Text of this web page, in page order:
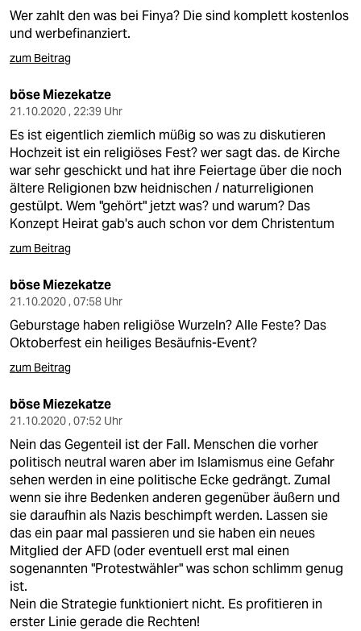
Wer zahlt den was bei Finya? Die sind komplett kostenlos
und werbefinanziert.
zum Beitrag
böse Miezekatze
21.10.2020 , 22:39 Uhr
Es ist eigentlich ziemlich müßig so was zu diskutieren
Hochzeit ist ein religiöses Fest? wer sagt das. de Kirche
war sehr geschickt und hat ihre Feiertage über die noch
ältere Religionen bzw heidnischen / naturreligionen
gestülpt. Wem "gehört" jetzt was? und warum? Das
Konzept Heirat gab's auch schon vor dem Christentum
zum Beitrag
böse Miezekatze
21.10.2020 , 07:58 Uhr
Geburstage haben religiöse Wurzeln? Alle Feste? Das
Oktoberfest ein heiliges Besäufnis-Event?
zum Beitrag
böse Miezekatze
21.10.2020 , 07:52 Uhr
Nein das Gegenteil ist der Fall. Menschen die vorher
politisch neutral waren aber im Islamismus eine Gefahr
sehen werden in eine politische Ecke gedrängt. Zumal
wenn sie ihre Bedenken anderen gegenüber äußern und
sie daraufhin als Nazis beschimpft werden. Lassen sie
das ein paar mal passieren und sie haben ein neues
Mitglied der AFD (oder eventuell erst mal einen
sogenannten "Protestwähler" was schon schlimm genug
ist.
Nein die Strategie funktioniert nicht. Es profitieren in
erster Linie gerade die Rechten!